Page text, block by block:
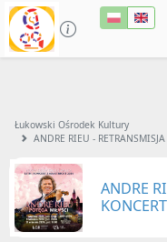
Łukowski Ośrodek Kultury
ANDRE RIEU -
ANDRE